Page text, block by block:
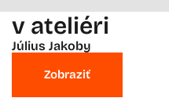
v ateliéri
Július Jakoby
Zobraziť